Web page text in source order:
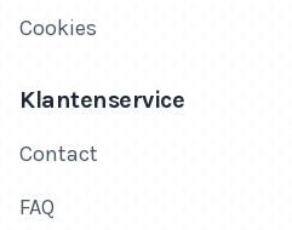
Cookies
Klantenservice
Contact
FAQ